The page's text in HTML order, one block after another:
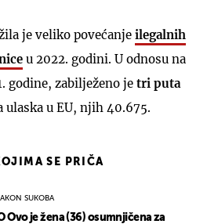
je veliko povećanje ilegalnih
u 2022. godini. U odnosu na
godine, zabilježeno je tri puta
ulaska u EU, njih 40.675.
SE PRIČA
SUKOBA
Ovo je žena (36) osumnjičena za